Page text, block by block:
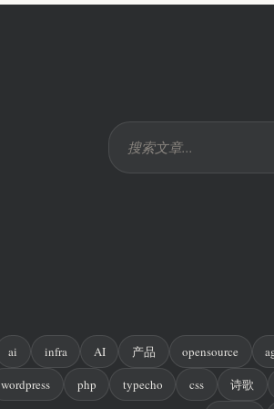
ai infra AI 产品 opensource
wordpress php typecho css 诗歌